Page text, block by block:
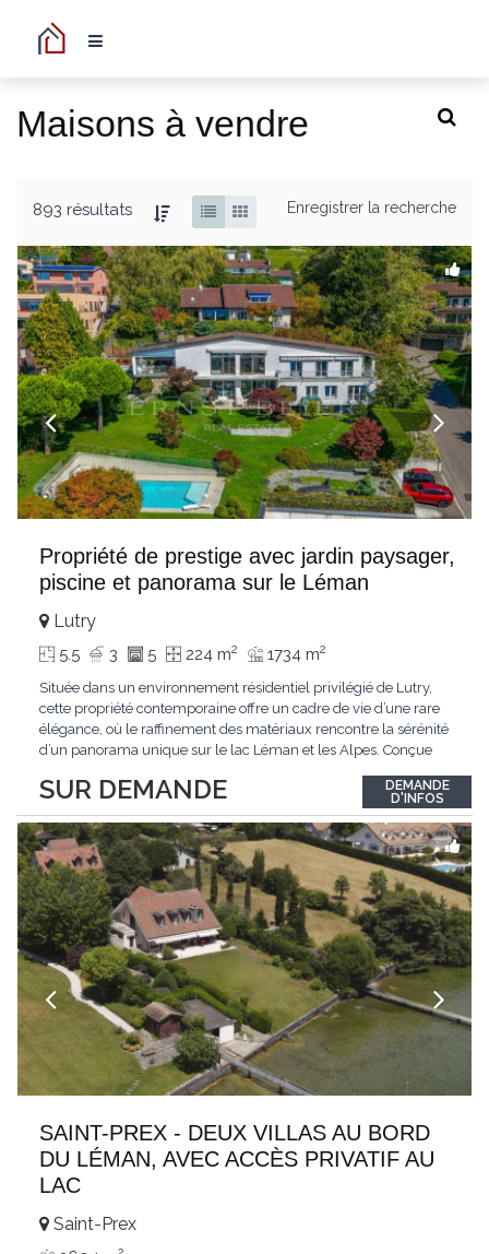
Maisons à vendre
893 résultats Enregistrer la recherche
Propriété de prestige avec jardin paysager,
piscine et panorama sur le Léman
SUR DEMANDE
Lutry
5.5 3 5 224 m2 1734 m2
Située dans un environnement résidentiel privilégié de Lutry,
cette propriété contemporaine offre un cadre de vie d’une rare
élégance, où le raffinement des matériaux rencontre la sérénité
d’un panorama unique sur le lac Léman et les Alpes. Conçue
distingue par ses espaces généreux et son atmosphère
résolument harmonieuse. Caractéristiques...
DEMANDE
D'INFOS
SAINT-PREX - DEUX VILLAS AU BORD
DU LÉMAN, AVEC ACCÈS PRIVATIF AU
LAC
Saint-Prex